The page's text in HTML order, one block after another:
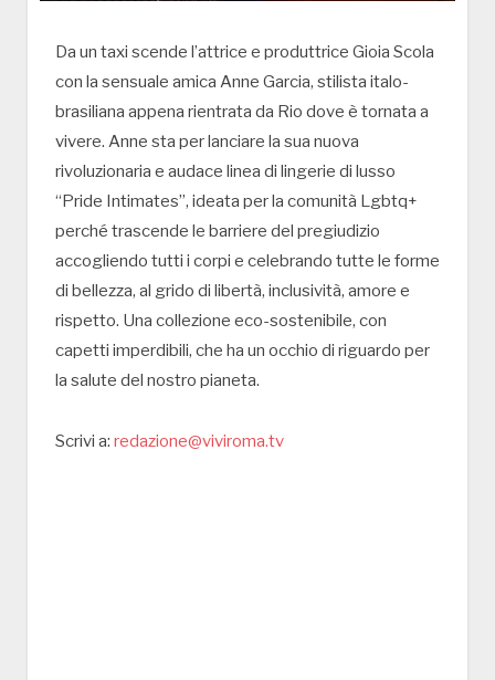
Da un taxi scende l’attrice e produttrice Gioia Scola
con la sensuale amica Anne Garcia, stilista italo-
brasiliana appena rientrata da Rio dove è tornata a
vivere. Anne sta per lanciare la sua nuova
rivoluzionaria e audace linea di lingerie di lusso
“Pride Intimates”, ideata per la comunità Lgbtq+
perché trascende le barriere del pregiudizio
accogliendo tutti i corpi e celebrando tutte le forme
di bellezza, al grido di libertà, inclusività, amore e
rispetto. Una collezione eco-sostenibile, con
capetti imperdibili, che ha un occhio di riguardo per
la salute del nostro pianeta.
Scrivi a: redazione@viviroma.tv